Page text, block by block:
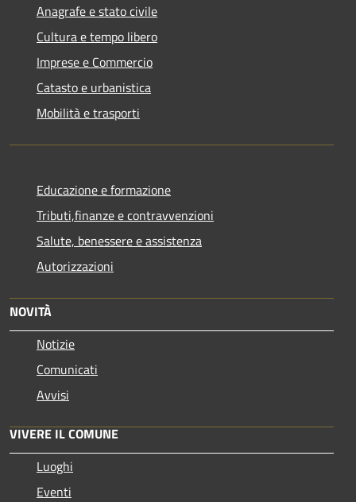
Anagrafe e stato civile
Cultura e tempo libero
Imprese e Commercio
Catasto e urbanistica
Mobilità e trasporti
Educazione e formazione
Tributi,finanze e contravvenzioni
Salute, benessere e assistenza
Autorizzazioni
NOVITÀ
Notizie
Comunicati
Avvisi
VIVERE IL COMUNE
Luoghi
Eventi